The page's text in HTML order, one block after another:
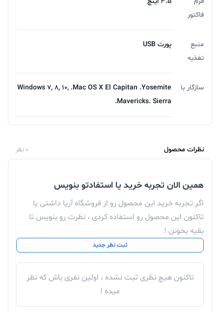
فاکتور
منبع
تغذیه
پورت USB
سازگار با
Windows 7, 8, 10, .Mac OS X El Capitan .Yosemite
.Mavericks. Sierra
نظرات محصول 0 نظر
همین الان تجربه خرید یا استفادتو بنویس
اگر تجربه خرید این محصول رو از فروشگاه آریا داشتی یا
تاکنون این محصول رو استفاده کردی ، نظرت رو بنویس تا
بقیه بخونن !
ثبت نظر جدید
تاکنون هیچ نظری ثبت نشده ، اولین نفری باش که نظر
میده !